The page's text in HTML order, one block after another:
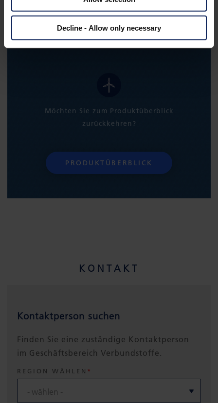
Decline - Allow only necessary
Möchten Sie zum Produktüberblick
zurückkehren?
PRODUKTÜBERBLICK
KONTAKT
Kontaktperson suchen
Finden Sie eine zuständige Kontaktperson
im Geschäftsbereich Verbundstoffe.
REGION WÄHLEN